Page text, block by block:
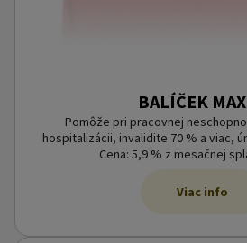
BALÍČEK
Pomôže pri pracovnej
hospitalizácii, invalidite 70 % a viac,
Cena: 5,9 % z mesačnej
Viac info